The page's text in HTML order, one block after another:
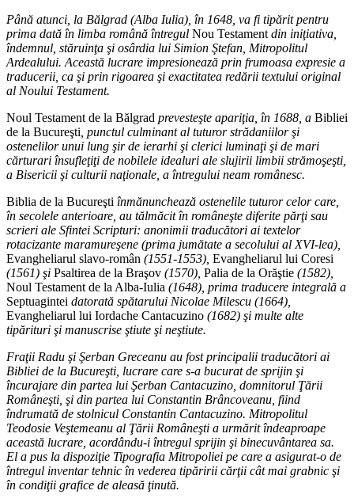
Până atunci, la Bălgrad (Alba Iulia), în 1648, va fi tipărit pentru
prima dată în limba română întregul Nou Testament din iniţiativa,
îndemnul, stăruinţa şi osârdia lui Simion Ştefan, Mitropolitul
Ardealului. Această lucrare impresionează prin frumoasa expresie a
traducerii, ca şi prin rigoarea şi exactitatea redării textului original
al Noului Testament.
Noul Testament de la Bălgrad prevesteşte apariţia, în 1688, a Bibliei
de la Bucureşti , punctul culminant al tuturor strădaniilor şi
ostenelilor unui lung şir de ierarhi şi clerici luminaţi şi de mari
cărturari însufleţiţi de nobilele idealuri ale slujirii limbii strămoşeşti,
a Bisericii şi culturii naţionale, a întregului neam românesc.
Biblia de la Bucureşti înmănunchează ostenelile tuturor celor care,
în secolele anterioare, au tălmăcit în româneşte diferite părţi sau
scrieri ale Sfintei Scripturi: anonimii traducători ai textelor
rotacizante maramureşene (prima jumătate a secolului al XVI-lea),
Evangheliarul slavo-român (1551-1553), Evangheliarul lui Coresi
(1561) şi Psaltirea de la Braşov (1570), Palia de la Orăştie (1582),
Noul Testament de la Alba-Iulia (1648), prima traducere integrală a
Septuagintei datorată spătarului Nicolae Milescu (1664),
Evangheliarul lui Iordache Cantacuzino (1682) şi multe alte
tipărituri şi manuscrise ştiute şi neştiute.
Fraţii Radu şi Şerban Greceanu au fost principalii traducători ai
Bibliei de la Bucureşti, lucrare care s-a bucurat de sprijin şi
încurajare din partea lui Şerban Cantacuzino, domnitorul Ţării
Româneşti, şi din partea lui Constantin Brâncoveanu, fiind
îndrumată de stolnicul Constantin Cantacuzino. Mitropolitul
Teodosie Veştemeanu al Ţării Româneşti a urmărit îndeaproape
această lucrare, acordându-i întregul sprijin şi binecuvântarea sa.
El a pus la dispoziţie Tipografia Mitropoliei pe care a asigurat-o de
întregul inventar tehnic în vederea tipăririi cărţii cât mai grabnic şi
în condiţii grafice de aleasă ţinută.